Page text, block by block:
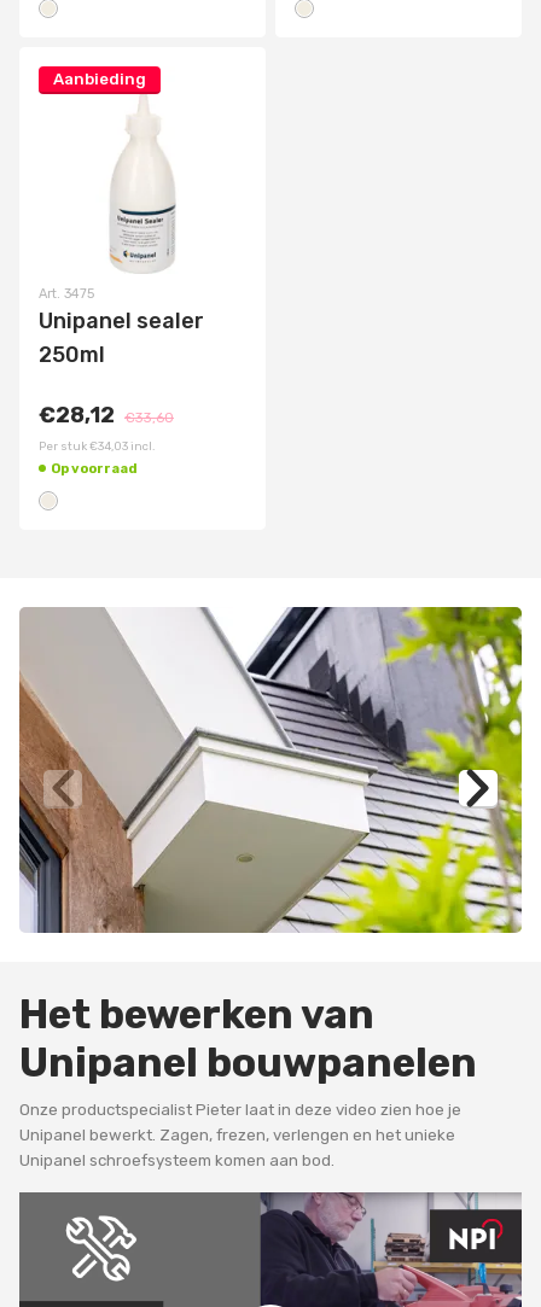
Aanbieding
Art. 3475
Unipanel sealer
250ml
€28,12 €33,60
Per stuk€34,03 incl.
Op voorraad
Het bewerken van
Unipanel bouwpanelen
Onze productspecialist Pieter laat in deze video zien hoe je
Unipanel bewerkt. Zagen, frezen, verlengen en het unieke
Unipanel schroefsysteem komen aan bod.